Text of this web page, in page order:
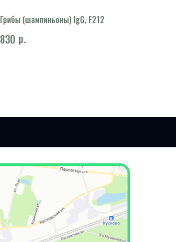
Грибы (шампиньоны) IgG, F212
830 р.